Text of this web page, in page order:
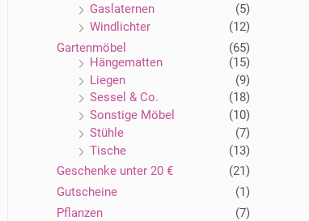
Gaslaternen
(5)
Windlichter
(12)
Gartenmöbel
(65)
Hängematten
(15)
Liegen
(9)
Sessel & Co.
(18)
Sonstige Möbel
(10)
Stühle
(7)
Tische
(13)
Geschenke unter 20 €
(21)
Gutscheine
(1)
Pflanzen
(7)